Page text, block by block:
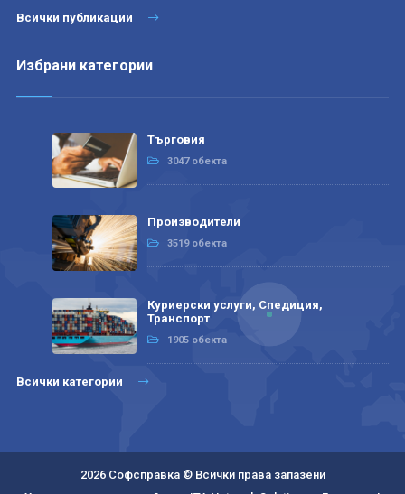
Всички публикации
Избрани категории
Търговия
3047 обекта
Производители
3519 обекта
Куриерски услуги, Спедиция,
Транспорт
1905 обекта
Всички категории
2026 Софсправка © Всички права запазени